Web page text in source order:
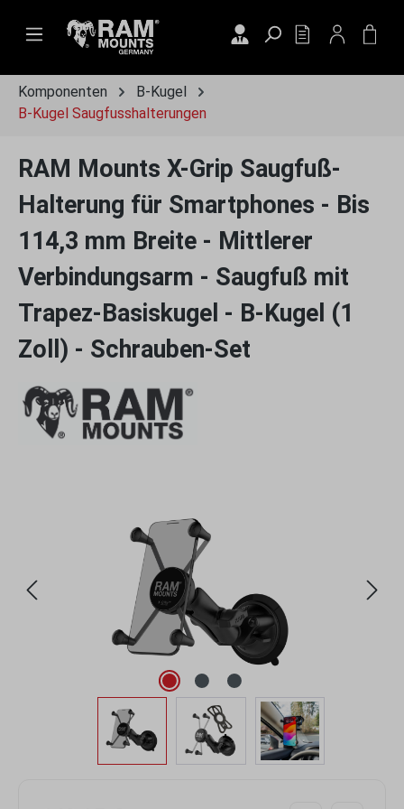
Zum Hauptinhalt springen
DU HAST 0
Komponenten
B-Kugel
B-Kugel Saugfusshalterungen
RAM Mounts X-Grip Saugfuß-
Halterung für Smartphones - Bis
114,3 mm Breite - Mittlerer
Verbindungsarm - Saugfuß mit
Trapez-Basiskugel - B-Kugel (1
Zoll) - Schrauben-Set